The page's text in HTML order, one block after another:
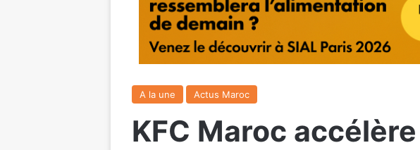
A la une Actus Maroc
KFC Maroc